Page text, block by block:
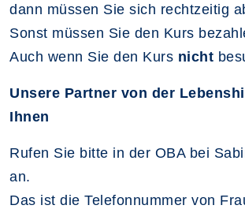
dann müssen Sie sich rechtzeitig
Sonst müssen Sie den Kurs
Auch wenn Sie den Kurs nicht
Unsere Partner von der
Ihnen
Rufen Sie bitte in der OBA bei
an.
Das ist die Telefonnummer von